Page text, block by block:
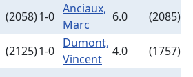
(2058)1-0
Anciaux,
Marc
6.0 (2085)
(2125)1-0
Dumont,
Vincent
4.0 (1757)